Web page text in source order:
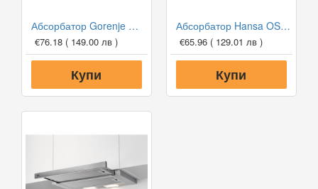
Абсорбатор Gorenje WHU629EW/M
€76.18 ( 149.00 лв )
Купи
Абсорбатор Hansa OSC 6111WH
€65.96 ( 129.01 лв )
Купи